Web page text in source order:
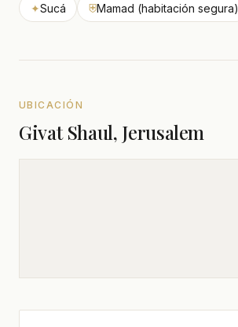
✦Sucá ⛨Mamad (habitación segura)
UBICACIÓN
Givat Shaul, Jerusalem